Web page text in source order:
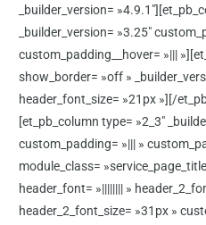
_builder_version=
_builder_version= »3.25″
custom_padding__hover= »|||
show_border= »off »
header_font_size= »21px »][/
[et_pb_column type= »2_3″
custom_padding= »||| »
module_class=
header_font= »|||||||| »
header_2_font_size= »31px »